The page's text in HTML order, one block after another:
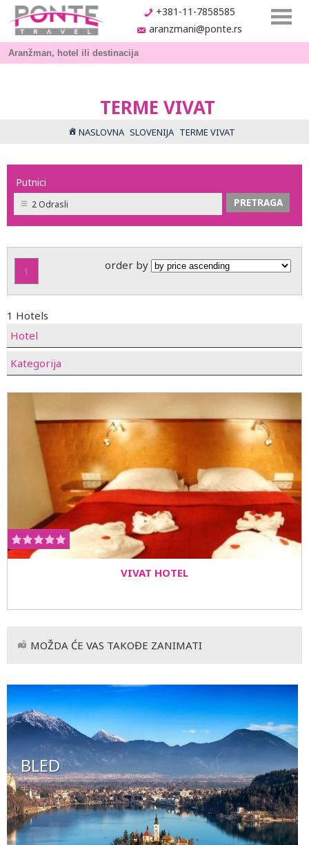
+381-11-7858585
aranzmani@ponte.rs
TERME VIVAT
NASLOVNA SLOVENIJA TERME VIVAT
Putnici
2 Odrasli
1 order by
1 Hotels
Hotel
Kategorija
VIVAT HOTEL
MOŽDA ĆE VAS TAKOĐE ZANIMATI
BLED